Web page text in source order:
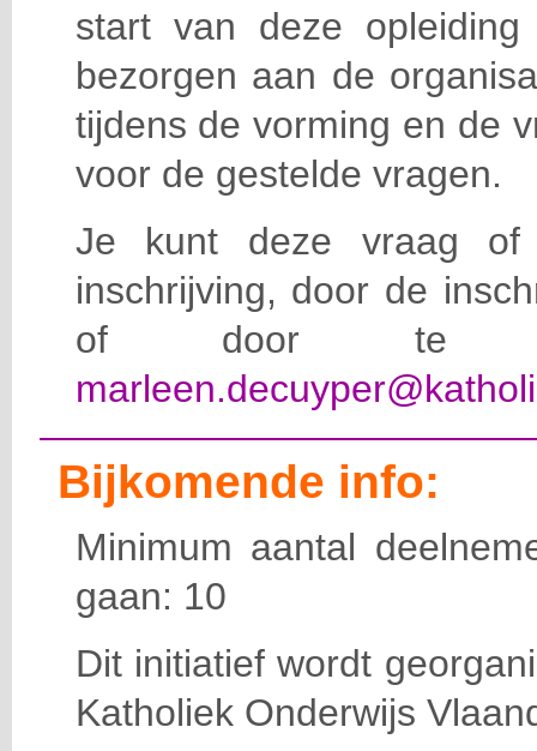
start van deze
bezorgen aan de
tijdens de vorming en de
voor de gestelde vragen.
Je kunt deze vraag of
inschrijving, door de
of door te e-
Bijkomende info:
Minimum aantal
gaan: 10
Dit initiatief wordt
Katholiek Onderwijs